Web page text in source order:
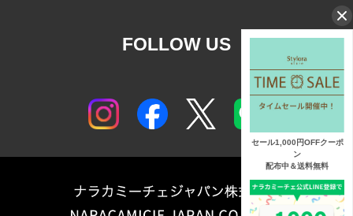
FOLLOW US
セール1,000円OFFクーポ
ン
配布中＆送料無料